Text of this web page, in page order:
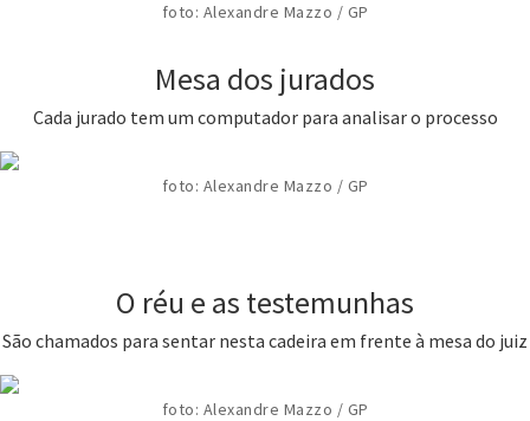
foto: Alexandre Mazzo / GP
Mesa dos jurados
Cada jurado tem um computador para analisar o processo
foto: Alexandre Mazzo / GP
O réu e as testemunhas
São chamados para sentar nesta cadeira em frente à mesa do juiz
foto: Alexandre Mazzo / GP